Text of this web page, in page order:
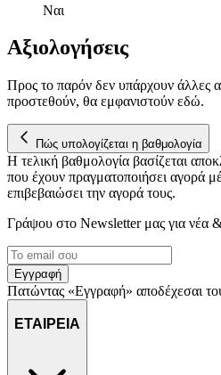
μας επεξεργαζόμαστε προσωπικά
για να αποθηκεύουμε και να
στη συσκευή σας, με σκοπό την
διαφημίσεων και περιεχομένου, τις
διαφημίσεις και περιεχόμενο, την
πληροφορίες σχετικά με την από
τοποθεσίας μας στους συνεργάτες
δικτύωσης, διαφημίσεων και
Ναι
Αξιολογήσεις
Προς το παρόν δεν υπάρχουν άλλες
προστεθούν, θα εμφανιστούν εδώ.
Πώς υπολογίζεται η βαθμολογία
Η τελική βαθμολογία βασίζεται
που έχουν πραγματοποιήσει αγορά
επιβεβαιώσει την αγορά τους.
Γράψου στο Νewsletter μας για νέα
Εγγραφή
Πατώντας «Εγγραφή» αποδέχεσαι
ΕΤΑΙΡΕΙΑ